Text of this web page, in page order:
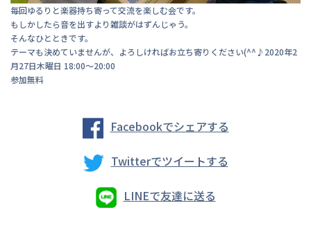
毎回ゆるりと楽器持ち寄って交流を楽しむ会です。
もしかしたら音を出すより雑談がはずんじゃう。
そんなひとときです。
テーマも決めていませんが、よろしければお立ち寄りください(^^♪2020年2
月27日木曜日 18:00〜20:00
参加無料
Facebookでシェアする
Twitterでツイートする
LINEで友達に送る